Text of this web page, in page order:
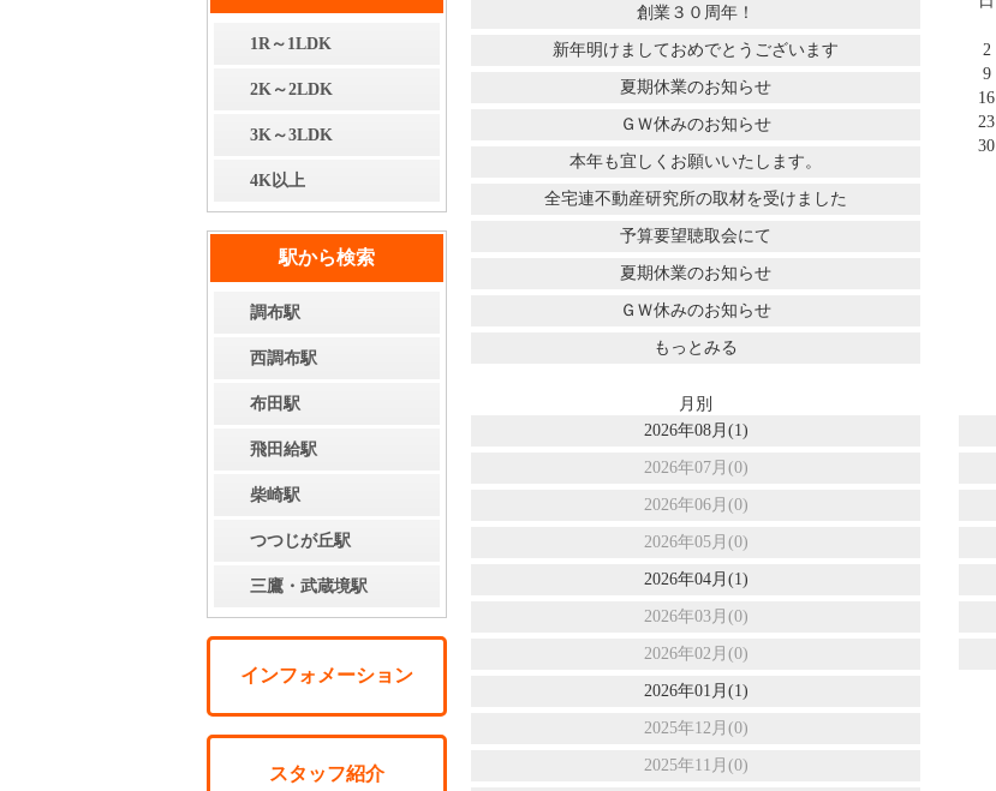
創業３０周年！
新年明けましておめでとうございます
夏期休業のお知らせ
ＧＷ休みのお知らせ
本年も宜しくお願いいたします。
全宅連不動産研究所の取材を受けました
予算要望聴取会にて
夏期休業のお知らせ
ＧＷ休みのお知らせ
もっとみる
2
9
16
23
30
月別
2026年08月(1)
2026年07月(0)
2026年06月(0)
2026年05月(0)
2026年04月(1)
2026年03月(0)
2026年02月(0)
2026年01月(1)
2025年12月(0)
2025年11月(0)
1R～1LDK
2K～2LDK
3K～3LDK
4K以上
駅から検索
調布駅
西調布駅
布田駅
飛田給駅
柴崎駅
つつじが丘駅
三鷹・武蔵境駅
インフォメーション
スタッフ紹介